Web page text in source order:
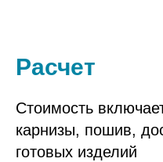
Расчет
Стоимость
карнизы, пошив,
готовых изделий